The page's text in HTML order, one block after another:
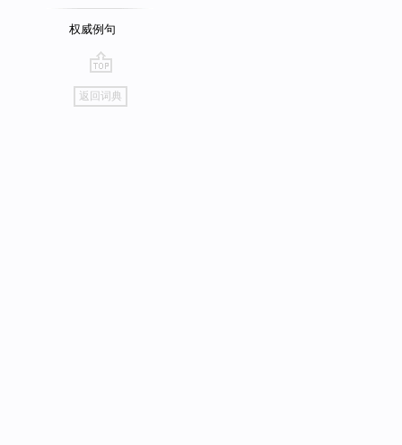
权威例句
go
top
返回词典